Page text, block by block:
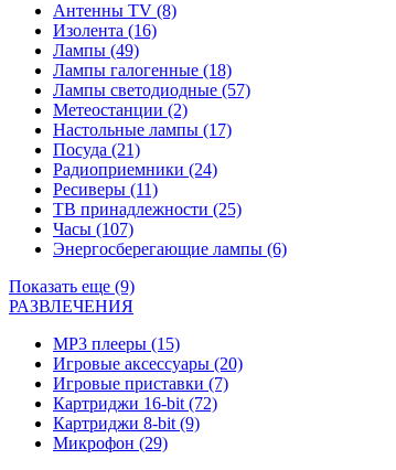
Антенны TV (8)
Изолента (16)
Лампы (49)
Лампы галогенные (18)
Лампы светодиодные (57)
Метеостанции (2)
Настольные лампы (17)
Посуда (21)
Радиоприемники (24)
Ресиверы (11)
ТВ принадлежности (25)
Часы (107)
Энергосберегающие лампы (6)
Показать еще (9)
РАЗВЛЕЧЕНИЯ
MP3 плееры (15)
Игровые аксессуары (20)
Игровые приставки (7)
Картриджи 16-bit (72)
Картриджи 8-bit (9)
Микрофон (29)